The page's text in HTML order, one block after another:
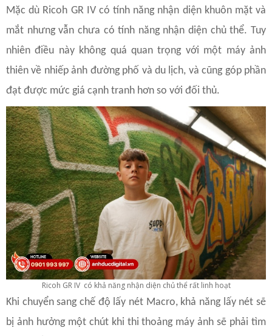
Mặc dù Ricoh GR IV có tính năng nhận diện khuôn mặt và
mắt nhưng vẫn chưa có tính năng nhận diện chủ thể. Tuy
nhiên điều này không quá quan trọng với một máy ảnh
thiên về nhiếp ảnh đường phố và du lịch, và cũng góp phần
đạt được mức giá cạnh tranh hơn so với đối thủ.
Ricoh GR IV có khả năng nhận diện chủ thể rất linh hoạt
Khi chuyển sang chế độ lấy nét Macro, khả năng lấy nét sẽ
bị ảnh hưởng một chút khi thi thoảng máy ảnh sẽ phải tìm